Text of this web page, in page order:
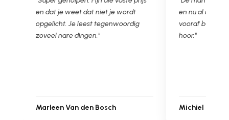
en nu al opgelost voor een vast en
vooraf besproken tarief. Lekker
hoor."
Michiel Uitdenbongerd
met een
je niet zo goed
Ontstoppen.nl
Sarah Touat